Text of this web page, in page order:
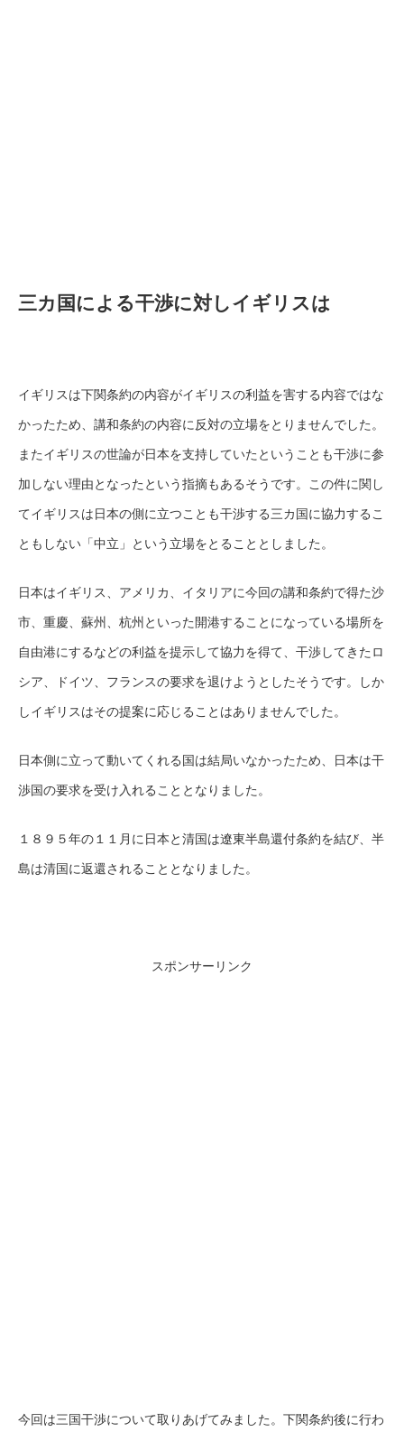
三カ国による干渉に対しイギリスは
イギリスは下関条約の内容がイギリスの利益を害する内容ではな
かったため、講和条約の内容に反対の立場をとりませんでした。
またイギリスの世論が日本を支持していたということも干渉に参
加しない理由となったという指摘もあるそうです。この件に関し
てイギリスは日本の側に立つことも干渉する三カ国に協力するこ
ともしない「中立」という立場をとることとしました。
日本はイギリス、アメリカ、イタリアに今回の講和条約で得た沙
市、重慶、蘇州、杭州といった開港することになっている場所を
自由港にするなどの利益を提示して協力を得て、干渉してきたロ
シア、ドイツ、フランスの要求を退けようとしたそうです。しか
しイギリスはその提案に応じることはありませんでした。
日本側に立って動いてくれる国は結局いなかったため、日本は干
渉国の要求を受け入れることとなりました。
１８９５年の１１月に日本と清国は遼東半島還付条約を結び、半
島は清国に返還されることとなりました。
スポンサーリンク
今回は三国干渉について取りあげてみました。下関条約後に行わ